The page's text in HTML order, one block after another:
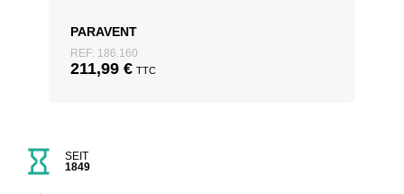
PARAVENT
REF: 186.160
211,99 € TTC
SEIT
1849